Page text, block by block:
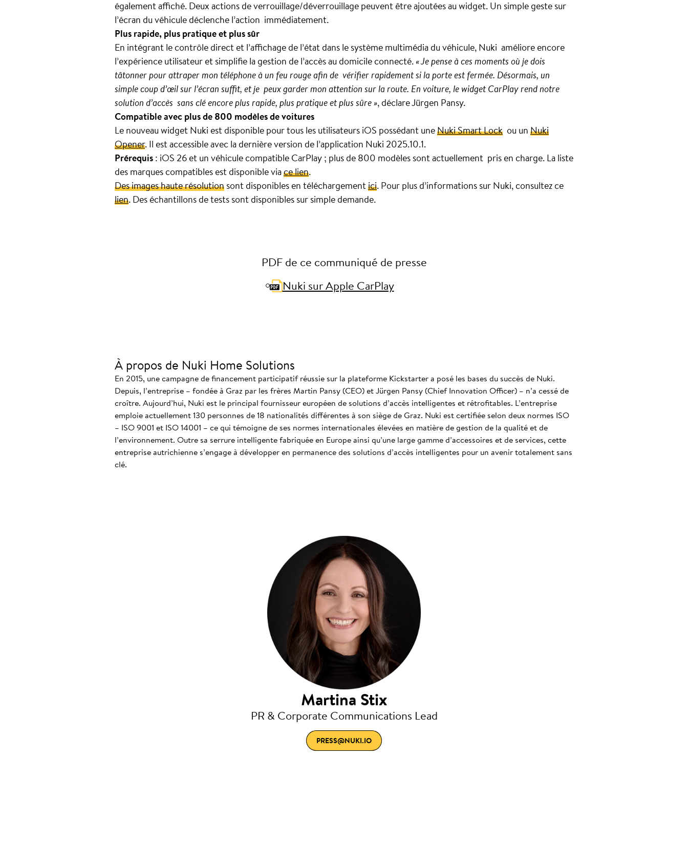
également affiché. Deux actions de verrouillage/déverrouillage peuvent être ajoutées au widget. Un simple geste sur
l’écran du véhicule déclenche l’action immédiatement.
Plus rapide, plus pratique et plus sûr
En intégrant le contrôle direct et l’affichage de l’état dans le système multimédia du véhicule, Nuki améliore encore
l’expérience utilisateur et simplifie la gestion de l’accès au domicile connecté.« Je pense à ces moments où je dois
tâtonner pour attraper mon téléphone à un feu rouge afin de vérifier rapidement si la porte est fermée. Désormais, un
simple coup d’œil sur l’écran suffit, et je peux garder mon attention sur la route. En voiture, le widget CarPlay rend notre
solution d’accès sans clé encore plus rapide, plus pratique et plus sûre », déclare Jürgen Pansy.
Compatible avec plus de 800 modèles de voitures
Le nouveau widget Nuki est disponible pour tous les utilisateurs iOS possédant uneNuki Smart Lock ou unNuki
Opener. Il est accessible avec la dernière version de l’application Nuki 2025.10.1.
Prérequis: iOS 26 et un véhicule compatible CarPlay ; plus de 800 modèles sont actuellement pris en charge. La liste
des marques compatibles est disponible viace lien.
Des images haute résolutionsont disponibles en téléchargementici. Pour plus d’informations sur Nuki, consultez ce
lien. Des échantillons de tests sont disponibles sur simple demande.
PDF de ce communiqué de presse
Nuki sur Apple CarPlay
À propos de Nuki Home Solutions
En 2015, une campagne de financement participatif réussie sur la plateforme Kickstarter a posé les bases du succès de Nuki.
Depuis, l’entreprise – fondée à Graz par les frères Martin Pansy (CEO) et Jürgen Pansy (Chief Innovation Officer) – n’a cessé de
croître. Aujourd’hui, Nuki est le principal fournisseur européen de solutions d’accès intelligentes et rétrofitables. L’entreprise
emploie actuellement 130 personnes de 18 nationalités différentes à son siège de Graz. Nuki est certifiée selon deux normes ISO
– ISO 9001 et ISO 14001 – ce qui témoigne de ses normes internationales élevées en matière de gestion de la qualité et de
l’environnement. Outre sa serrure intelligente fabriquée en Europe ainsi qu’une large gamme d’accessoires et de services, cette
entreprise autrichienne s’engage à développer en permanence des solutions d’accès intelligentes pour un avenir totalement sans
clé.
Martina Stix
PR & Corporate Communications Lead
PRESS@NUKI.IO